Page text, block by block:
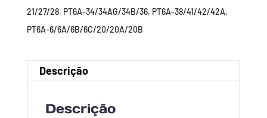
21/27/28, PT6A-34/34AG/34B/36, PT6A-38/41/42/42A,
PT6A-6/6A/6B/6C/20/20A/20B
Descrição
Descrição